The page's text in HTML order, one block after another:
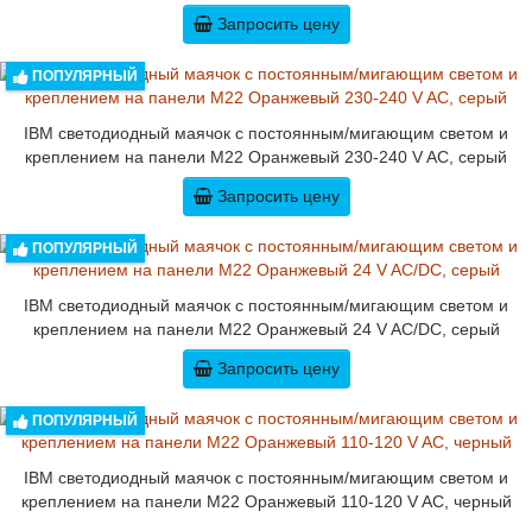
Запросить цену
ПОПУЛЯРНЫЙ
IBM светодиодный маячок с постоянным/мигающим светом и
креплением на панели M22 Оранжевый 230-240 V AC, серый
Запросить цену
ПОПУЛЯРНЫЙ
IBM светодиодный маячок с постоянным/мигающим светом и
креплением на панели M22 Оранжевый 24 V AC/DC, серый
Запросить цену
ПОПУЛЯРНЫЙ
IBM светодиодный маячок с постоянным/мигающим светом и
креплением на панели M22 Оранжевый 110-120 V AC, черный